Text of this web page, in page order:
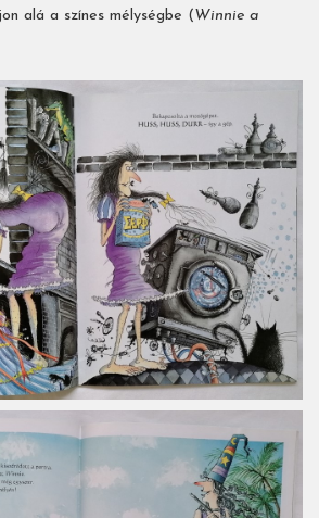
alá a színes mélységbe ( Winnie a